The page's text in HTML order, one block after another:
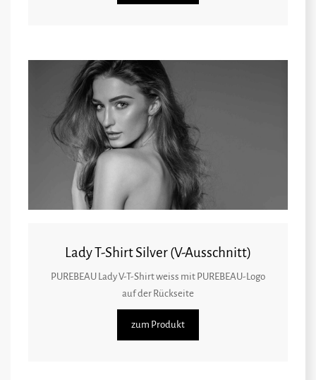
Lady T-Shirt Silver (V-Ausschnitt)
PUREBEAU Lady V-T-Shirt weiss mit PUREBEAU-Logo
auf der Rückseite
zum Produkt